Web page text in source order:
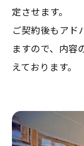
定させます。
ご契約後もアド
ますので、内容
えております。